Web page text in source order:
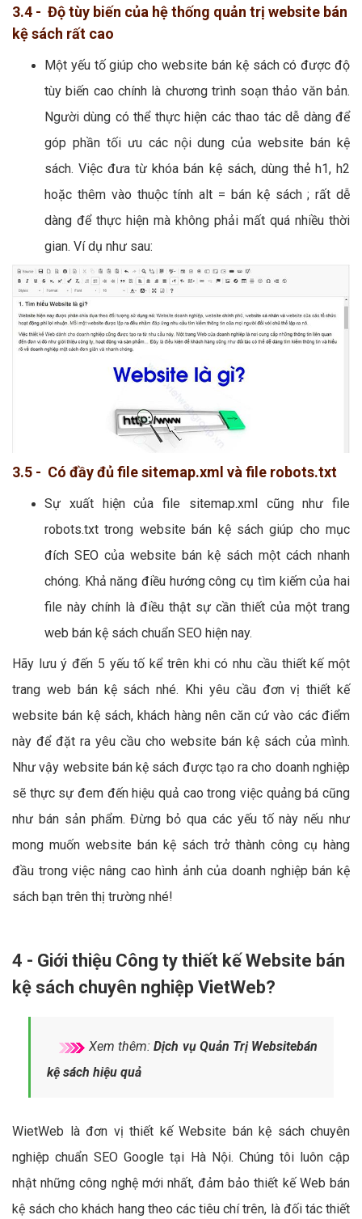
3.4 - Độ tùy biến của hệ thống quản trị website bán
kệ sách rất cao
Một yếu tố giúp cho website bán kệ sách có được độ
tùy biến cao chính là chương trình soạn thảo văn bản.
Người dùng có thể thực hiện các thao tác dễ dàng để
góp phần tối ưu các nội dung của website bán kệ
sách. Việc đưa từ khóa bán kệ sách, dùng thẻ h1, h2
hoặc thêm vào thuộc tính alt = bán kệ sách ; rất dễ
dàng để thực hiện mà không phải mất quá nhiều thời
gian. Ví dụ như sau:
3.5 - Có đầy đủ file sitemap.xml và file robots.txt
Sự xuất hiện của file sitemap.xml cũng như file
robots.txt trong website bán kệ sách giúp cho mục
đích SEO của website bán kệ sách một cách nhanh
chóng. Khả năng điều hướng công cụ tìm kiếm của hai
file này chính là điều thật sự cần thiết của một trang
web bán kệ sách chuẩn SEO hiện nay.
Hãy lưu ý đến 5 yếu tố kể trên khi có nhu cầu thiết kế một
trang web bán kệ sách nhé. Khi yêu cầu đơn vị thiết kế
website bán kệ sách, khách hàng nên căn cứ vào các điểm
này để đặt ra yêu cầu cho website bán kệ sách của mình.
Như vậy website bán kệ sách được tạo ra cho doanh nghiệp
sẽ thực sự đem đến hiệu quả cao trong việc quảng bá cũng
như bán sản phẩm. Đừng bỏ qua các yếu tố này nếu như
mong muốn website bán kệ sách trở thành công cụ hàng
đầu trong việc nâng cao hình ảnh của doanh nghiệp bán kệ
sách bạn trên thị trường nhé!
4 - Giới thiệu Công ty thiết kế Website bán
kệ sách chuyên nghiệp VietWeb?
Xem thêm:Dịch vụ Quản Trị Websitebán
kệ sách hiệu quả
WietWeb là đơn vị thiết kế Website bán kệ sách chuyên
nghiệp chuẩn SEO Google tại Hà Nội. Chúng tôi luôn cập
nhật những công nghệ mới nhất, đảm bảo thiết kế Web bán
kệ sách cho khách hang theo các tiêu chí trên, là đối tác thiết